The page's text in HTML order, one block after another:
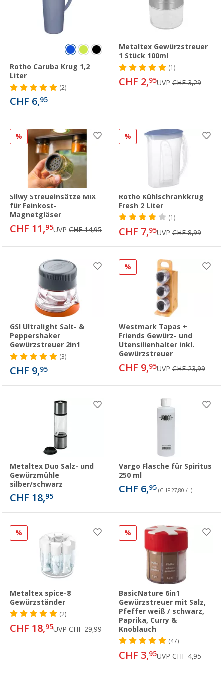
Rotho Caruba Krug 1,2
Liter
(2)
CHF 6,95
Metaltex Gewürzstreuer
1 Stück 100ml
(1)
CHF 2,95UVP CHF 3,29
%
Silwy Streueinsätze MIX
für Feinkost-
Magnetgläser
CHF 11,95UVP CHF 14,95
%
Rotho Kühlschrankkrug
Fresh 2 Liter
(1)
CHF 7,95UVP CHF 8,99
GSI Ultralight Salt- &
Peppershaker
Gewürzstreuer 2in1
(3)
CHF 9,95
%
Westmark Tapas +
Friends Gewürz- und
Utensilienhalter inkl.
Gewürzstreuer
CHF 9,95UVP CHF 23,99
Metaltex Duo Salz- und
Gewürzmühle
silber/schwarz
CHF 18,95
Vargo Flasche für Spiritus
250 ml
CHF 6,95 (CHF 27,80 / l)
%
Metaltex spice-8
Gewürzständer
(2)
CHF 18,95UVP CHF 29,99
%
BasicNature 6in1
Gewürzstreuer mit Salz,
Pfeffer weiß / schwarz,
Paprika, Curry &
Knoblauch
(47)
CHF 3,95UVP CHF 4,95